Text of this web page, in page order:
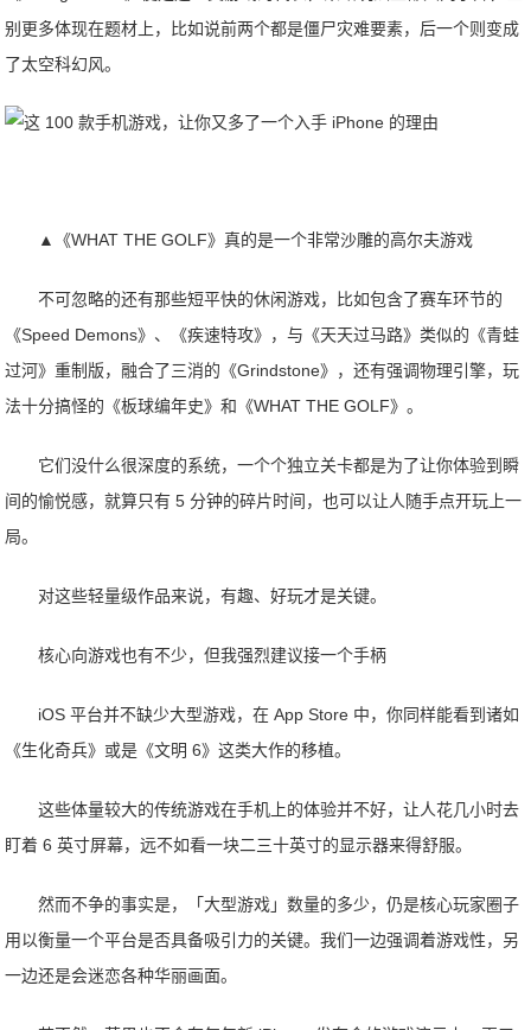
别更多体现在题材上，比如说前两个都是僵尸灾难要素，后一个则变成
了太空科幻风。
▲《WHAT THE GOLF》真的是一个非常沙雕的高尔夫游戏
不可忽略的还有那些短平快的休闲游戏，比如包含了赛车环节的
《Speed Demons》、《疾速特攻》，与《天天过马路》类似的《青蛙
过河》重制版，融合了三消的《Grindstone》，还有强调物理引擎，玩
法十分搞怪的《板球编年史》和《WHAT THE GOLF》。
它们没什么很深度的系统，一个个独立关卡都是为了让你体验到瞬
间的愉悦感，就算只有 5 分钟的碎片时间，也可以让人随手点开玩上一
局。
对这些轻量级作品来说，有趣、好玩才是关键。
核心向游戏也有不少，但我强烈建议接一个手柄
iOS 平台并不缺少大型游戏，在 App Store 中，你同样能看到诸如
《生化奇兵》或是《文明 6》这类大作的移植。
这些体量较大的传统游戏在手机上的体验并不好，让人花几小时去
盯着 6 英寸屏幕，远不如看一块二三十英寸的显示器来得舒服。
然而不争的事实是，「大型游戏」数量的多少，仍是核心玩家圈子
用以衡量一个平台是否具备吸引力的关键。我们一边强调着游戏性，另
一边还是会迷恋各种华丽画面。